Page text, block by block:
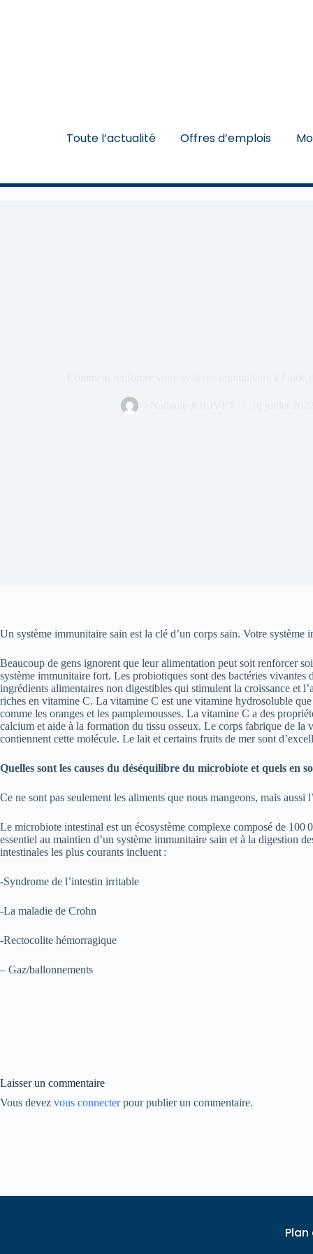
Toute l’actualité Offres d’emplois
Un système immunitaire sain est la clé d’un corps sain. Votre
Beaucoup de gens ignorent que leur alimentation peut soit renforcer
système immunitaire fort. Les probiotiques sont des bactéries
ingrédients alimentaires non digestibles qui stimulent la croissance et
riches en vitamine C. La vitamine C est une vitamine hydrosoluble
comme les oranges et les pamplemousses. La vitamine C a des
calcium et aide à la formation du tissu osseux. Le corps fabrique de
contiennent cette molécule. Le lait et certains fruits de mer sont
Quelles sont les causes du déséquilibre du microbiote et quels en
Ce ne sont pas seulement les aliments que nous mangeons, mais
Le microbiote intestinal est un écosystème complexe composé de
essentiel au maintien d’un système immunitaire sain et à la digestion
intestinales les plus courants incluent :
-Syndrome de l’intestin irritable
-La maladie de Crohn
-Rectocolite hémorragique
– Gaz/ballonnements
Laisser un commentaire
Vous devez vous connecterpour publier un commentaire.